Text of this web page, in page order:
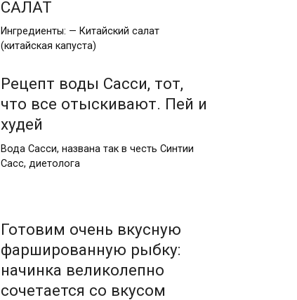
САЛАТ
Ингредиенты: — Китайский салат
(китайская капуста)
Рецепт воды Сасси, тот,
что все отыскивают. Пей и
худей
Вода Сасси, названа так в честь Синтии
Сасс, диетолога
Готовим очень вкусную
фаршированную рыбку:
начинка великолепно
сочетается со вкусом